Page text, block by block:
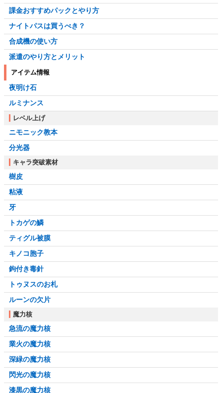
課金おすすめパックとやり方
ナイトパスは買うべき？
合成機の使い方
派遣のやり方とメリット
アイテム情報
夜明け石
ルミナンス
レベル上げ
ニモニック教本
分光器
キャラ突破素材
樹皮
粘液
牙
トカゲの鱗
ティグル被膜
キノコ胞子
鉤付き毒針
トゥヌスのお札
ルーンの欠片
魔力核
急流の魔力核
業火の魔力核
深緑の魔力核
閃光の魔力核
漆黒の魔力核